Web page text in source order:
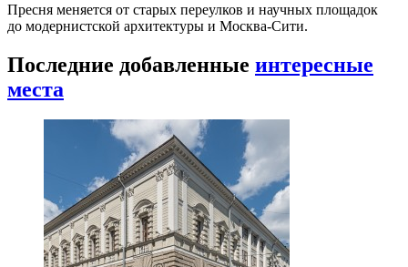
Пресня меняется от старых переулков и научных площадок
до модернистской архитектуры и Москва-Сити.
Последние добавленные интересные
места